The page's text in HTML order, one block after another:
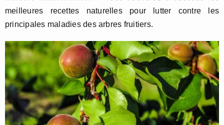
meilleures recettes naturelles pour lutter contre les
principales maladies des arbres fruitiers.